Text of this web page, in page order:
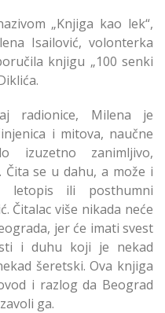
„Knjiga kao lek“,
Isailović, volonterka
knjigu „100 senki
radionice, Milena je
i mitova, naučne
izuzetno zanimljivo,
se u dahu, a može i
letopis ili posthumni
Čitalac više nikada neće
jer će imati svest
i duhu koji je nekad
šeretski. Ova knjiga
i razlog da Beograd
ga.